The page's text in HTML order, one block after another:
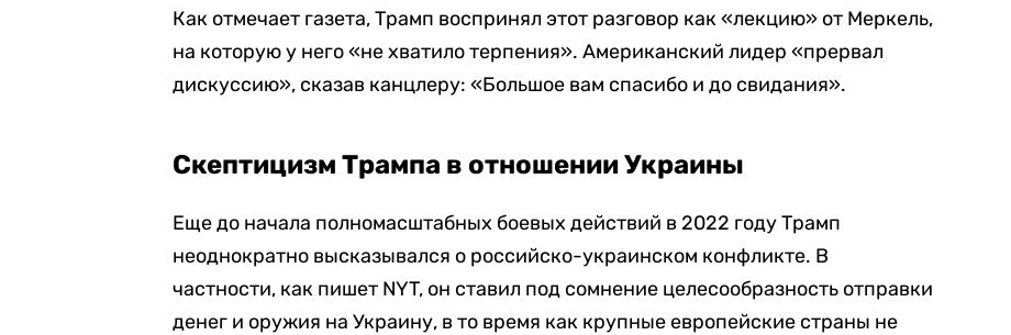
Как отмечает газета, Трамп воспринял этот разговор как «лекцию» от Меркель,
на которую у него «не хватило терпения». Американский лидер «прервал
дискуссию», сказав канцлеру: «Большое вам спасибо и до свидания».
Скептицизм Трампа в отношении Украины
Еще до начала полномасштабных боевых действий в 2022 году Трамп
неоднократно высказывался о российско-украинском конфликте. В
частности, как пишет NYT, он ставил под сомнение целесообразность отправки
денег и оружия на Украину, в то время как крупные европейские страны не